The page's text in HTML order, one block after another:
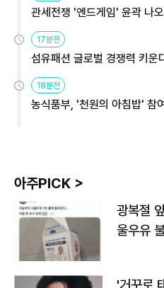
관세전쟁 '엔드게임' 윤곽 나
용해야
17분전
섬유패션 글로벌 경쟁력 키
원
18분전
농식품부, '천원의 아침밥' 참
아주PICK >
광복절
울우유